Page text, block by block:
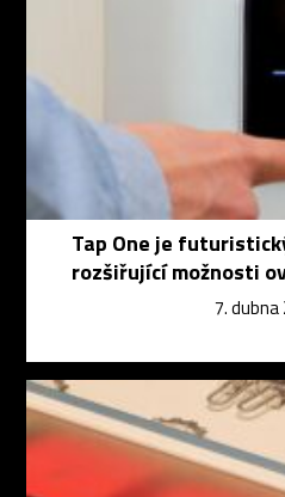
Tap One je
rozšiřující možnosti
7. dubna